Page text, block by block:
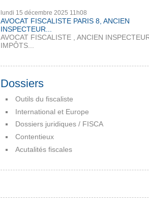
lundi 15 décembre 2025 11h08
AVOCAT FISCALISTE PARIS 8, ANCIEN
INSPECTEUR...
AVOCAT FISCALISTE , ANCIEN
IMPÔTS...
Dossiers
Outils du fiscaliste
International et Europe
Dossiers juridiques / FISCA
Contentieux
Acutalités fiscales